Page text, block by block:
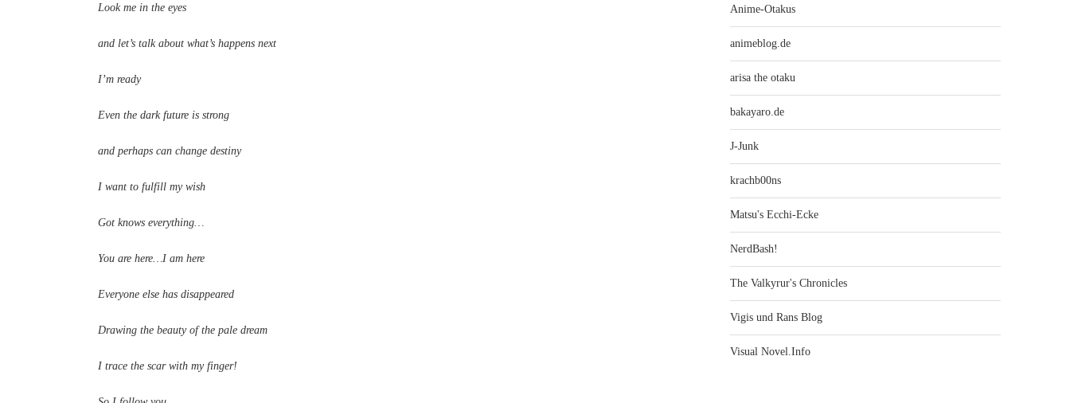
Look me in the eyes
and let’s talk about what’s happens next
I’m ready
Even the dark future is strong
and perhaps can change destiny
I want to fulfill my wish
Got knows everything…
You are here…I am here
Everyone else has disappeared
Drawing the beauty of the pale dream
I trace the scar with my finger!
Anime-Otakus
animeblog.de
arisa the otaku
bakayaro.de
J-Junk
krachb00ns
Matsu's Ecchi-Ecke
NerdBash!
The Valkyrur's Chronicles
Vigis und Rans Blog
Visual Novel.Info